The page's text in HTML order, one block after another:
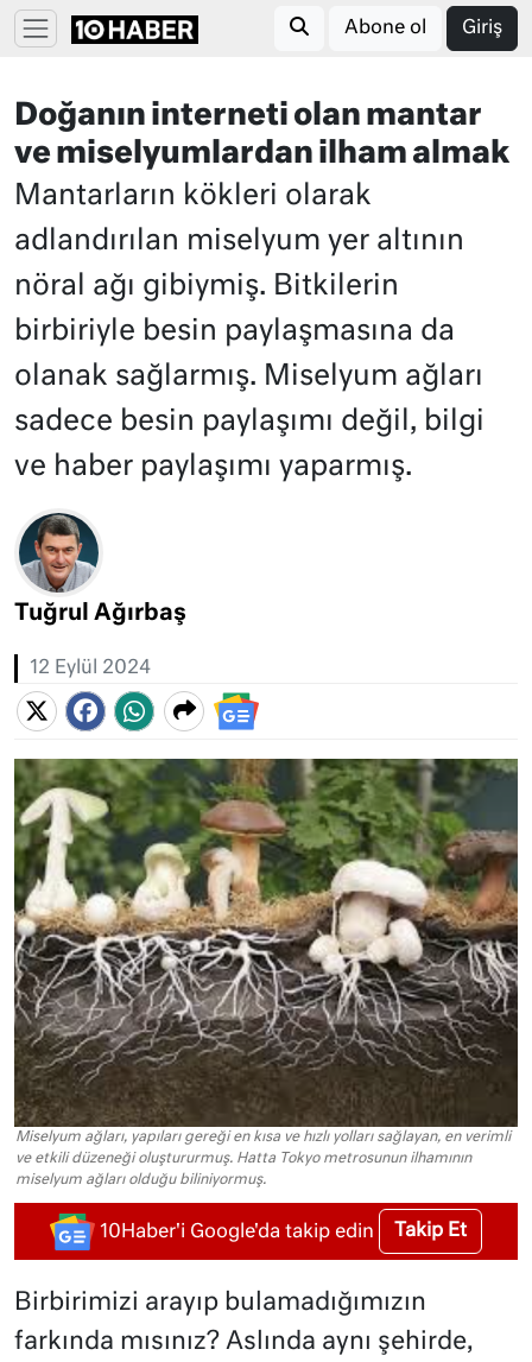
Abone ol Giriş
Doğanın interneti olan mantar
ve miselyumlardan ilham almak
Mantarların kökleri olarak
adlandırılan miselyum yer altının
nöral ağı gibiymiş. Bitkilerin
birbiriyle besin paylaşmasına da
olanak sağlarmış. Miselyum ağları
sadece besin paylaşımı değil, bilgi
ve haber paylaşımı yaparmış.
Tuğrul Ağırbaş
12 Eylül 2024
Miselyum ağları, yapıları gereği en kısa ve hızlı yolları sağlayan, en verimli
ve etkili düzeneği oluştururmuş. Hatta Tokyo metrosunun ilhamının
miselyum ağları olduğu biliniyormuş.
10Haber'i Google'da takip edin Takip Et
Birbirimizi arayıp bulamadığımızın
farkında mısınız? Aslında aynı şehirde,